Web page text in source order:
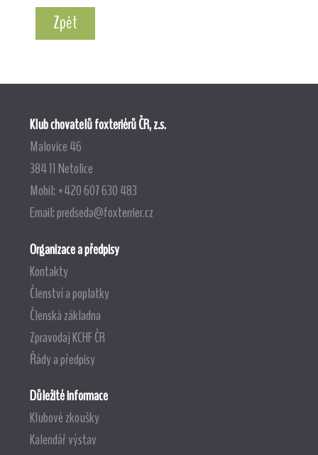
Zpět
Klub chovatelů foxteriérů ČR, z.s.
Malovice 46
384 11 Netolice
Mobil: +420 607 630 483
Email:predseda@foxterrier.cz
Organizace a předpisy
Kontakty
Členství a poplatky
Členská základna
Zpravodaj KCHF ČR
Řády a předpisy
Důležité informace
Klubové zkoušky
Kalendář výstav